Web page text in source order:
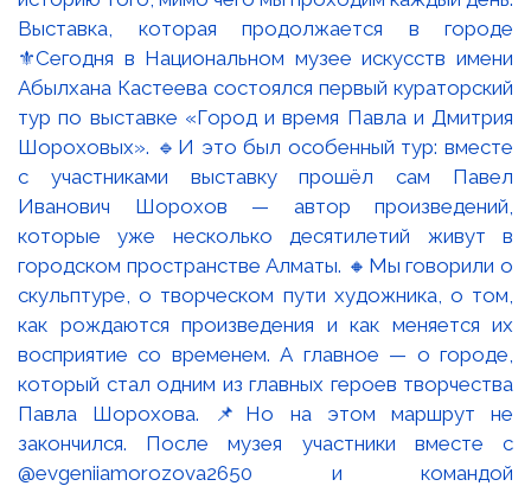
Выставка, которая продолжается в городе
⚜️Сегодня в Национальном музее искусств имени
Абылхана Кастеева состоялся первый кураторский
тур по выставке «Город и время Павла и Дмитрия
Шороховых». 🔹И это был особенный тур: вместе
с участниками выставку прошёл сам Павел
Иванович Шорохов — автор произведений,
которые уже несколько десятилетий живут в
городском пространстве Алматы. 🔸Мы говорили о
скульптуре, о творческом пути художника, о том,
как рождаются произведения и как меняется их
восприятие со временем. А главное — о городе,
который стал одним из главных героев творчества
Павла Шорохова. 📌Но на этом маршрут не
закончился. После музея участники вместе с
@evgeniiamorozova2650 и командой